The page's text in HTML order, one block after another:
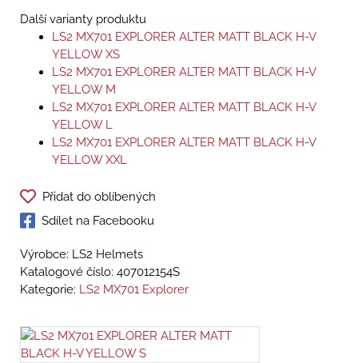
Další varianty produktu
LS2 MX701 EXPLORER ALTER MATT BLACK H-V
YELLOW XS
LS2 MX701 EXPLORER ALTER MATT BLACK H-V
YELLOW M
LS2 MX701 EXPLORER ALTER MATT BLACK H-V
YELLOW L
LS2 MX701 EXPLORER ALTER MATT BLACK H-V
YELLOW XXL
Přidat do oblíbených
Sdílet na Facebooku
Výrobce: LS2 Helmets
Katalogové číslo: 407012154S
Kategorie: LS2 MX701 Explorer